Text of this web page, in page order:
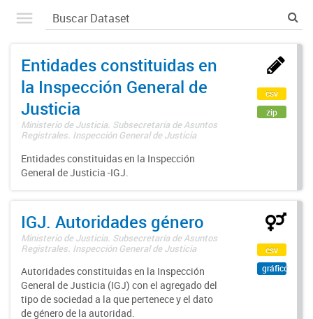
Entidades constituidas en
la Inspección General de
Justicia
Ministerio de Justicia. Subsecretaría de Asuntos
Registrales. Inspección General de Justicia
Entidades constituidas en la Inspección
General de Justicia -IGJ.
csv
zip
IGJ. Autoridades género
Ministerio de Justicia. Subsecretaría de Asuntos
Registrales. Inspección General de Justicia
Autoridades constituidas en la Inspección
General de Justicia (IGJ) con el agregado del
tipo de sociedad a la que pertenece y el dato
de género de la autoridad.
csv
gráfico